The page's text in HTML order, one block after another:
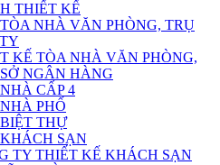
THIẾT KẾ
NHÀ VĂN PHÒNG, TRỤ
KẾ TÒA NHÀ VĂN PHÒNG,
NGÂN HÀNG
CẤP 4
PHỐ
THỰ
SẠN
TY THIẾT KẾ KHÁCH SẠN